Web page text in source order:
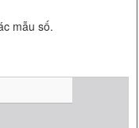
mẫu số.